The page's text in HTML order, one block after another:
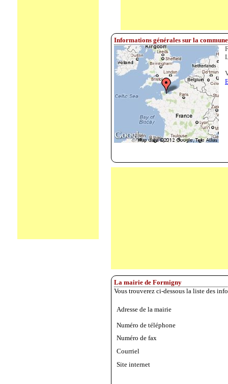
Informations générales sur la
La mairie de Formigny
Vous trouverez ci-dessous la liste des
Adresse de la mairie
Numéro de téléphone
Numéro de fax
Courriel
Site internet